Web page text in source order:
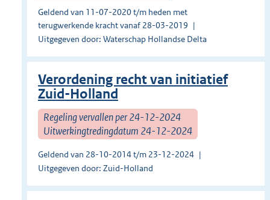
Geldend van 11-07-2020 t/m heden met
terugwerkende kracht vanaf 28-03-2019
Uitgegeven door: Waterschap Hollandse Delta
Verordening recht van initiatief
Zuid-Holland
Regeling vervallen per 24-12-2024
Uitwerkingtredingdatum 24-12-2024
Geldend van 28-10-2014 t/m 23-12-2024
Uitgegeven door: Zuid-Holland